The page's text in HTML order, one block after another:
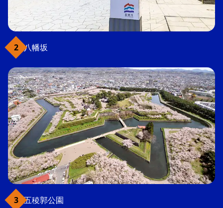
八幡坂
五稜郭公園